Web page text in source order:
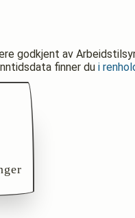
godkjent av
finner du i